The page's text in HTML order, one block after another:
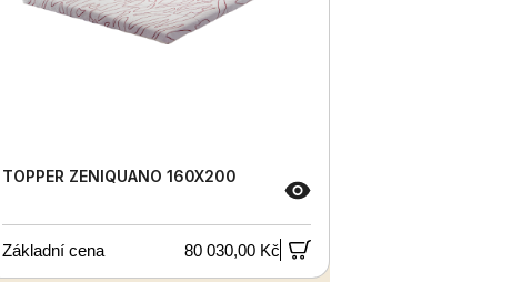
TOPPER ZENIQUANO 160X200
Základní cena 80 030,00 Kč